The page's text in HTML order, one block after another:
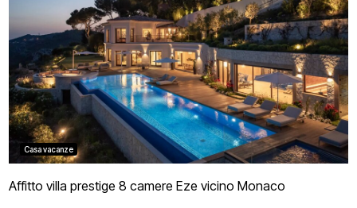
Casa vacanze
Affitto villa prestige 8 camere Eze vicino Monaco